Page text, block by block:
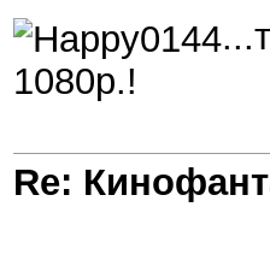
1080р.!
Re: